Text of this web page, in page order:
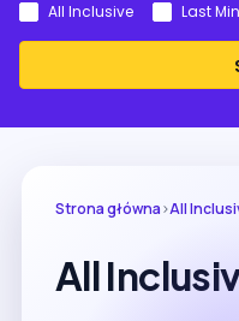
All Inclusive Last
Strona główna›All
All